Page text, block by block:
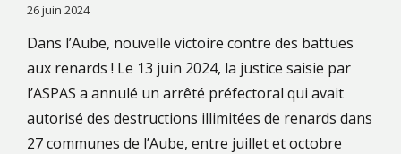
26 juin 2024
Dans l’Aube, nouvelle victoire contre des battues
aux renards ! Le 13 juin 2024, la justice saisie par
l’ASPAS a annulé un arrêté préfectoral qui avait
autorisé des destructions illimitées de renards dans
27 communes de l’Aube, entre juillet et octobre